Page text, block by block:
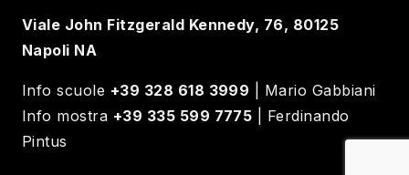
Viale John Fitzgerald Kennedy, 76, 80125
Napoli NA
Info scuole +39 328 618 3999 | Mario Gabbiani
Info mostra +39 335 599 7775 | Ferdinando
Pintus